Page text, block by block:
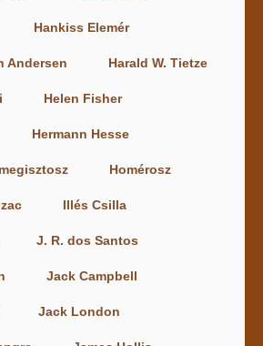
Hankiss Elemér
Andersen Harald W. Tietze
Helen Fisher
Hermann Hesse
Homérosz
Illés Csilla
J. R. dos Santos
Jack Campbell
Jack London